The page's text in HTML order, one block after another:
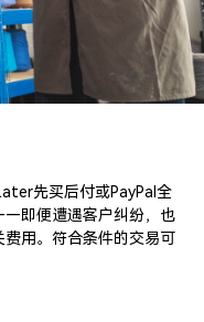
先买后付或PayPal全
即便遭遇客户纠纷，也
用。符合条件的交易可